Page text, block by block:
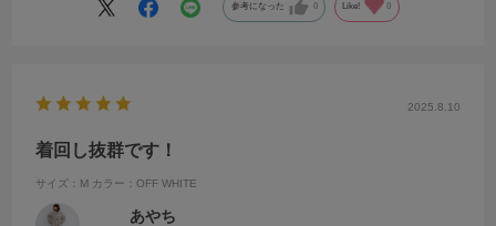
参考になった 0 Like! 0
2025.8.10
着回し抜群です！
サイズ：M カラー：OFF WHITE
あやち